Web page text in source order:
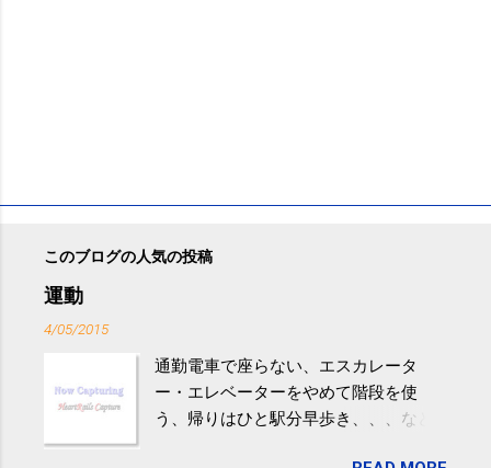
このブログの人気の投稿
運動
4/05/2015
通勤電車で座らない、エスカレータ
ー・エレベーターをやめて階段を使
う、帰りはひと駅分早歩き、、、など